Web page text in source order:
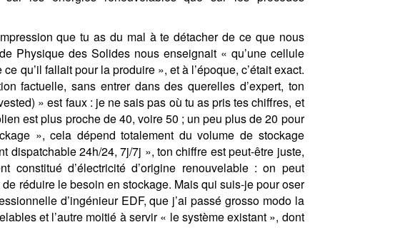
que tu as du mal à te détacher de ce que nous
Physique des Solides nous enseignait « qu’une cellule
qu’il fallait pour la produire », et à l’époque, c’était exact.
factuelle, sans entrer dans des querelles d’expert, ton
» est faux : je ne sais pas où tu as pris tes chiffres, et
est plus proche de 40, voire 50 ; un peu plus de 20 pour
», cela dépend totalement du volume de stockage
dispatchable 24h/24, 7j/7j », ton chiffre est peut-être juste,
constitué d’électricité d’origine renouvelable : on peut
réduire le besoin en stockage. Mais qui suis-je pour oser
d’ingénieur EDF, que j’ai passé grosso modo la
et l’autre moitié à servir « le système existant », dont